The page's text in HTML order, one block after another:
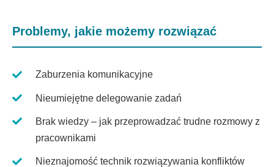
Problemy, jakie możemy rozwiązać
Zaburzenia komunikacyjne
Nieumiejętne delegowanie zadań
Brak wiedzy – jak przeprowadzać trudne rozmowy z
pracownikami
Nieznajomość technik rozwiązywania konfliktów